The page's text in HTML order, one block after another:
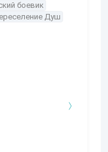
боевик
Душ